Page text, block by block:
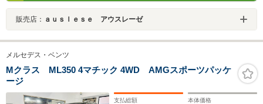
販売店： ａｕｓｌｅｓｅ アウスレーゼ
メルセデス・ベンツ
Mクラス ML350 4マチック 4WD AMGスポーツパッケ
ージ
支払総額 本体価格